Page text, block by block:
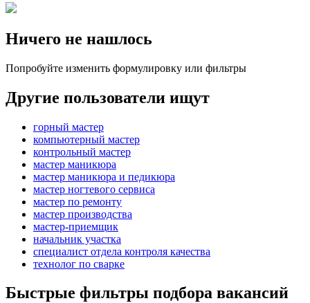
Ничего не нашлось
Попробуйте изменить формулировку или фильтры
Другие пользователи ищут
горный мастер
компьютерный мастер
контрольный мастер
мастер маникюра
мастер маникюра и педикюра
мастер ногтевого сервиса
мастер по ремонту
мастер производства
мастер-приемщик
начальник участка
специалист отдела контроля качества
технолог по сварке
Быстрые фильтры подбора вакансий